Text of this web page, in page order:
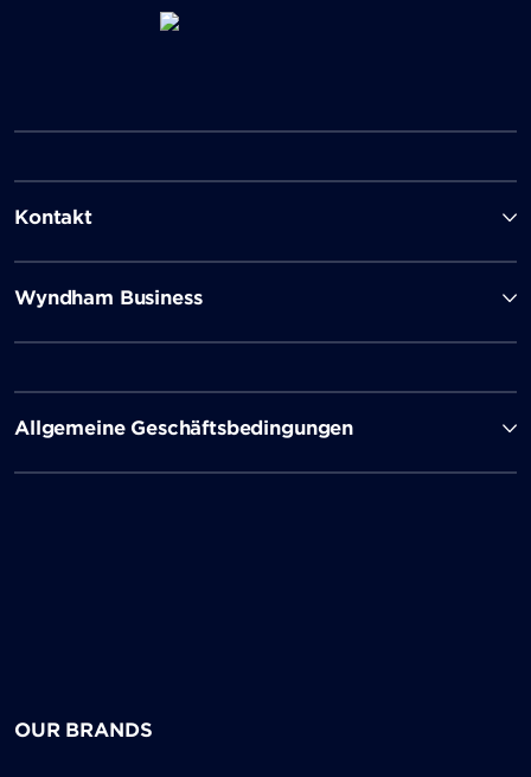
Kontakt
Wyndham Business
Allgemeine Geschäftsbedingungen
OUR BRANDS